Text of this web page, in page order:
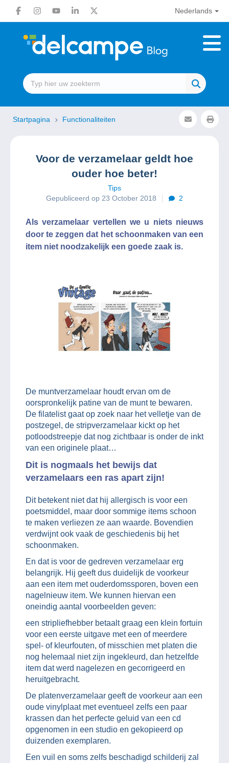
Nederlands
Startpagina Functionaliteiten
Voor de verzamelaar geldt hoe
ouder hoe beter!
Tips
Gepubliceerd op 23 October 2018
2
Als verzamelaar vertellen we u niets nieuws
door te zeggen dat het schoonmaken van een
item niet noodzakelijk een goede zaak is.
De muntverzamelaar houdt ervan om de
oorspronkelijk patine van de munt te bewaren.
De filatelist gaat op zoek naar het velletje van de
postzegel, de stripverzamelaar kickt op het
potloodstreepje dat nog zichtbaar is onder de inkt
van een originele plaat…
Dit is nogmaals het bewijs dat
verzamelaars een ras apart zijn!
Dit betekent niet dat hij allergisch is voor een
poetsmiddel, maar door sommige items schoon
te maken verliezen ze aan waarde. Bovendien
verdwijnt ook vaak de geschiedenis bij het
schoonmaken.
En dat is voor de gedreven verzamelaar erg
belangrijk. Hij geeft dus duidelijk de voorkeur
aan een item met ouderdomssporen, boven een
nagelnieuw item. We kunnen hiervan een
oneindig aantal voorbeelden geven:
een stripliefhebber betaalt graag een klein fortuin
voor een eerste uitgave met een of meerdere
spel- of kleurfouten, of misschien met platen die
nog helemaal niet zijn ingekleurd, dan hetzelfde
item dat werd nagelezen en gecorrigeerd en
heruitgebracht.
De platenverzamelaar geeft de voorkeur aan een
oude vinylplaat met eventueel zelfs een paar
krassen dan het perfecte geluid van een cd
opgenomen in een studio en gekopieerd op
duizenden exemplaren.
Een vuil en soms zelfs beschadigd schilderij zal